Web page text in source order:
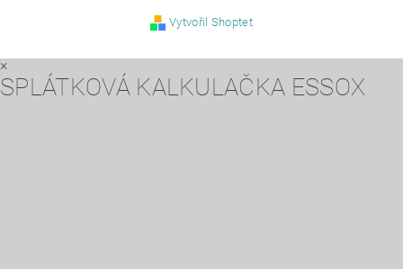
Vytvořil Shoptet
×
SPLÁTKOVÁ KALKULAČKA ESSOX